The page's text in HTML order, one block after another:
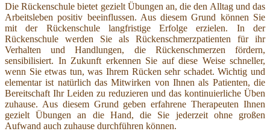
Die Rückenschule bietet gezielt Übungen an, die den Alltag und das
Arbeitsleben positiv beeinflussen. Aus diesem Grund können Sie
mit der Rückenschule langfristige Erfolge erzielen. In der
Rückenschule werden Sie als Rückenschmerzpatienten für ihr
Verhalten und Handlungen, die Rückenschmerzen fördern,
sensibilisiert. In Zukunft erkennen Sie auf diese Weise schneller,
wenn Sie etwas tun, was Ihrem Rücken sehr schadet. Wichtig und
elementar ist natürlich das Mitwirken von Ihnen als Patienten, die
Bereitschaft Ihr Leiden zu reduzieren und das kontinuierliche Üben
zuhause. Aus diesem Grund geben erfahrene Therapeuten Ihnen
gezielt Übungen an die Hand, die Sie jederzeit ohne großen
Aufwand auch zuhause durchführen können.